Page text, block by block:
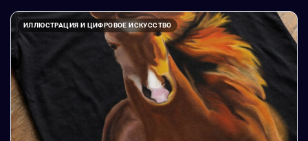
ИЛЛЮСТРАЦИЯ И ЦИФРОВОЕ ИСКУССТВО